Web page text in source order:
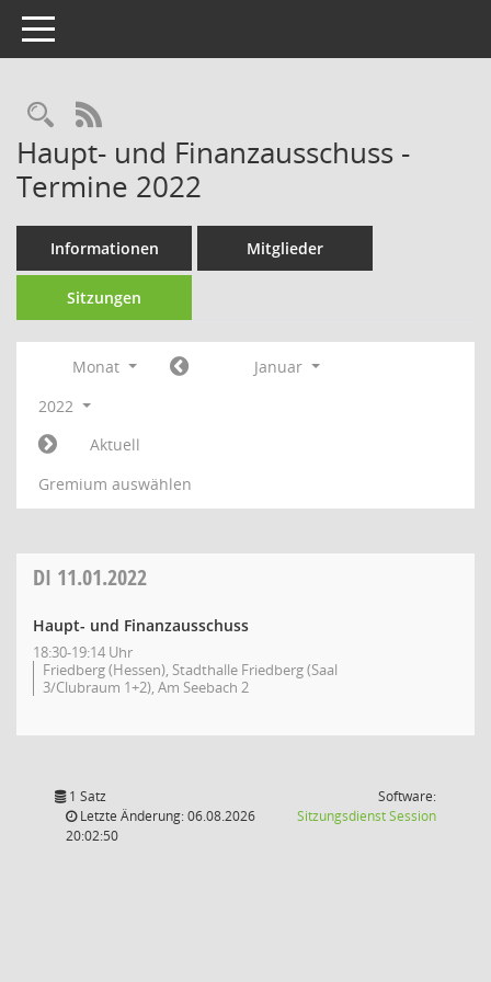
Toggle navigation
Rechercheauswahl
RSS-Feed
Haupt- und Finanzausschuss -
Termine 2022
Informationen Mitglieder
Sitzungen
Monat
Januar
2022
Aktuell
Gremium auswählen
DI 11.01.2022
Haupt- und Finanzausschuss
18:30-19:14 Uhr
Friedberg (Hessen), Stadthalle Friedberg (Saal
3/Clubraum 1+2), Am Seebach 2
1 Satz
Letzte Änderung: 06.08.2026
20:02:50
Software:
SitzungsdienstSession(Wird in